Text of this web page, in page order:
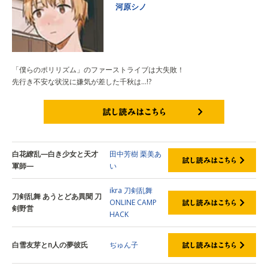
河原シノ
「僕らのポリリズム」のファーストライブは大失敗！
先行き不安な状況に嫌気が差した千秋は…!?
白花繚乱—白き少女と天才
軍師—
田中芳樹栗美あ
い
刀剣乱舞 あうとどあ異聞 刀
剣野営
ikra 刀剣乱舞
ONLINE CAMP
HACK
白雪友芽とn人の夢彼氏 ぢゅん子